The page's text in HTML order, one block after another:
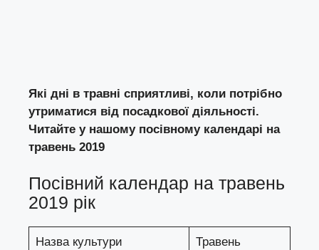
Які дні в травні сприятливі, коли потрібно
утриматися від посадкової діяльності.
Читайте у нашому посівному календарі на
травень 2019
Посівний календар на травень
2019 рік
Назва культури Травень